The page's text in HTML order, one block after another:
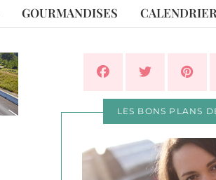
GOURMANDISES
LES BONS PLANS